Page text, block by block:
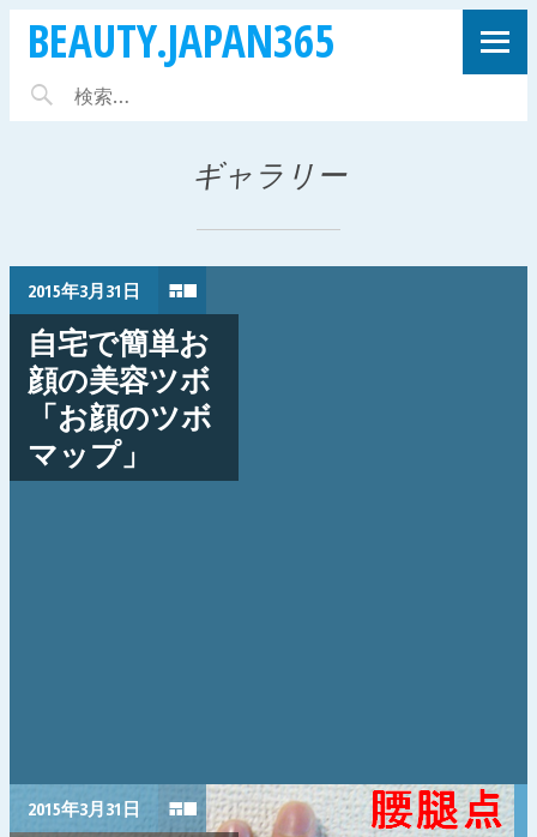
BEAUTY.JAPAN365
ギャラリー
2015年3月31日
自宅で簡単お
顔の美容ツボ
「お顔のツボ
マップ」
2015年3月31日